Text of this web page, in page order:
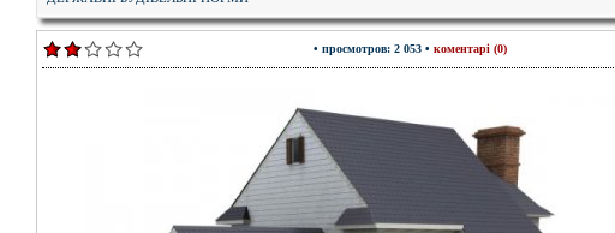
• просмотров: 2 053 • коментарі (0)